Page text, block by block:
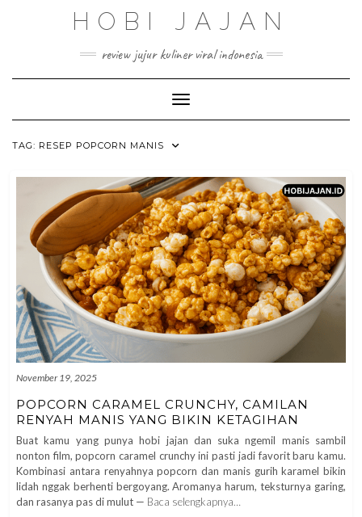
HOBI JAJAN
review jujur kuliner viral indonesia
Toggle Navigation
TAG: RESEP POPCORN MANIS
November 19, 2025
POPCORN CARAMEL CRUNCHY, CAMILAN
RENYAH MANIS YANG BIKIN KETAGIHAN
Buat kamu yang punya hobi jajan dan suka ngemil manis sambil
nonton film, popcorn caramel crunchy ini pasti jadi favorit baru kamu.
Kombinasi antara renyahnya popcorn dan manis gurih karamel bikin
lidah nggak berhenti bergoyang. Aromanya harum, teksturnya garing,
dan rasanya pas di mulut — Baca selengkapnya…